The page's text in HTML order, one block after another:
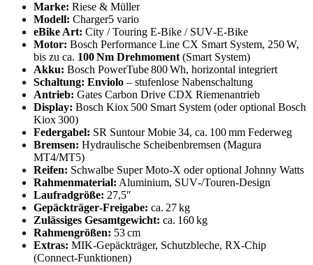
Marke: Riese & Müller
Modell: Charger5 vario
eBike Art: City / Touring E‑Bike / SUV‑E‑Bike
Motor: Bosch Performance Line CX Smart System, 250 W,
bis zu ca. 100 Nm Drehmoment (Smart System)
Akku: Bosch PowerTube 800 Wh, horizontal integriert
Schaltung: Enviolo – stufenlose Nabenschaltung
Antrieb: Gates Carbon Drive CDX Riemenantrieb
Display: Bosch Kiox 500 Smart System (oder optional Bosch
Kiox 300)
Federgabel: SR Suntour Mobie 34, ca. 100 mm Federweg
Bremsen: Hydraulische Scheibenbremsen (Magura
MT4/MT5)
Reifen: Schwalbe Super Moto‑X oder optional Johnny Watts
Rahmenmaterial: Aluminium, SUV‑/Touren‑Design
Laufradgröße: 27,5″
Gepäckträger‑Freigabe: ca. 27 kg
Zulässiges Gesamtgewicht: ca. 160 kg
Rahmengrößen: 53 cm
Extras: MIK‑Gepäckträger, Schutzbleche, RX‑Chip
(Connect‑Funktionen)